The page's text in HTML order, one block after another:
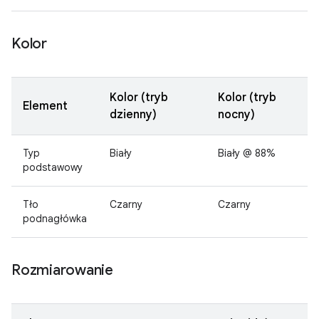
Kolor
Element
Kolor (tryb
dzienny)
Kolor (tryb
nocny)
Typ
podstawowy
Biały Biały @ 88%
Tło
podnagłówka
Czarny Czarny
Rozmiarowanie